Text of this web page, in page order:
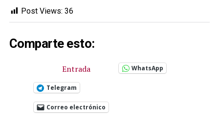
Post Views: 36
Comparte esto:
Entrada WhatsApp
Telegram
Correo electrónico